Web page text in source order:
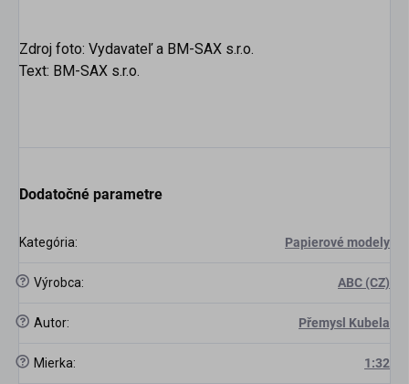
Zdroj foto: Vydavateľ a BM-SAX s.r.o.
Text: BM-SAX s.r.o.
Dodatočné parametre
Kategória: Papierové modely
? Výrobca: ABC (CZ)
? Autor: Přemysl Kubela
? Mierka: 1:32